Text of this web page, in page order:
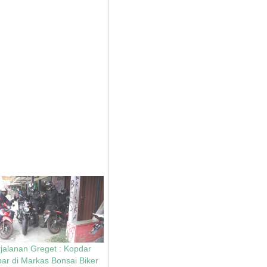
Greget : Kopdar
di Markas Bonsai Biker